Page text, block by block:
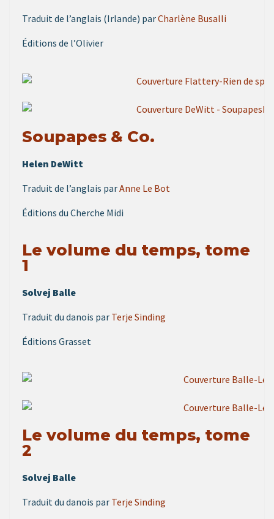
Traduit de l’anglais (Irlande) parCharlène Busalli
Éditions de l’Olivier
Soupapes & Co.
Helen DeWitt
Traduit de l’anglais parAnne Le Bot
Éditions du Cherche Midi
Le volume du temps, tome
1
Solvej Balle
Traduit du danois par Terje Sinding
Éditions Grasset
Le volume du temps, tome
2
Solvej Balle
Traduit du danois par Terje Sinding